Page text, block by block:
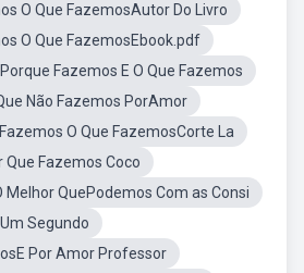
O Que FazemosAutor Do Livro
O Que FazemosEbook.pdf
Fazemos E O Que Fazemos
Não Fazemos PorAmor
O Que FazemosCorte La
Que Fazemos Coco
Melhor QuePodemos Com as Consi
Segundo
Por Amor Professor